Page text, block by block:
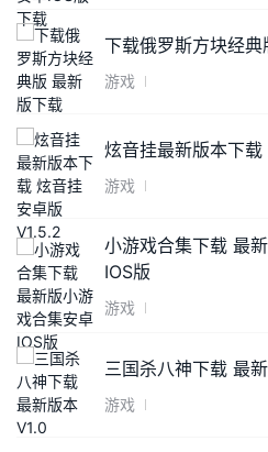
下载俄罗斯方块经
游戏
炫音挂最新版本下
游戏
小游戏合集下载 最
IOS版
游戏
三国杀八神下载 最
游戏